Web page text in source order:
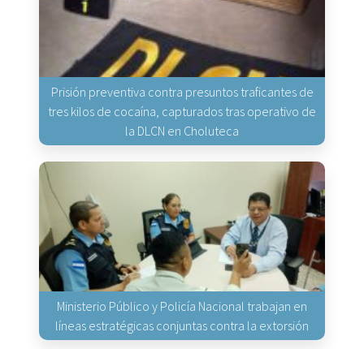
Prisión preventiva contra presuntos traficantes de
tres kilos de cocaína, capturados tras operativo de
la DLCN en Choluteca
Ministerio Público y Policía Nacional trabajan en
líneas estratégicas conjuntas contra la extorsión